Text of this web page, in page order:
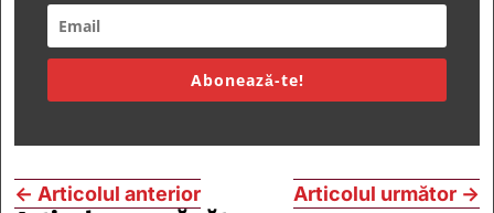
Abonează-te!
← Articolul anterior Articolul următor →